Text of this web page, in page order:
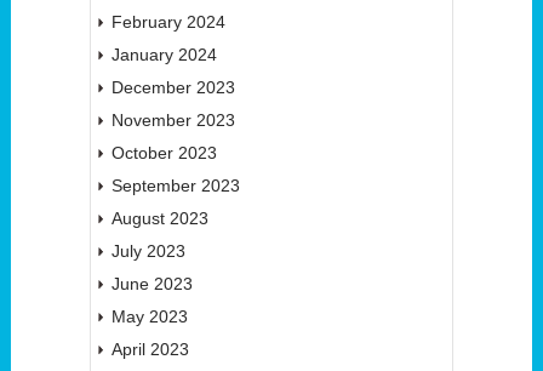
February 2024
January 2024
December 2023
November 2023
October 2023
September 2023
August 2023
July 2023
June 2023
May 2023
April 2023